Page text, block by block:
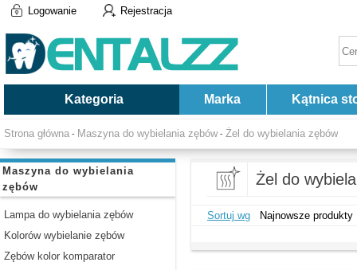
Logowanie Rejestracja
Kategoria Marka Kątnica
Strona główna - Maszyna do wybielania zębów- Żel do wybielania zębów
Maszyna do wybielania
zębów
Lampa do wybielania zębów
Kolorów wybielanie zębów
Zębów kolor komparator
Żel do
Sortuj wg Najnowsze produkty